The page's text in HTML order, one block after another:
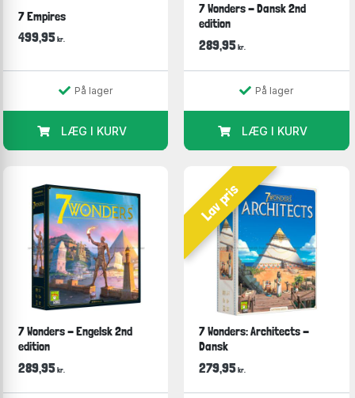
7 Empires
499,95 kr.
På lager
LÆG I KURV
7 Wonders - Dansk 2nd
edition
289,95kr.
På lager
LÆG I KURV
7 Wonders - Engelsk 2nd
edition
289,95 kr.
Lav pris
7 Wonders: Architects -
Dansk
279,95kr.